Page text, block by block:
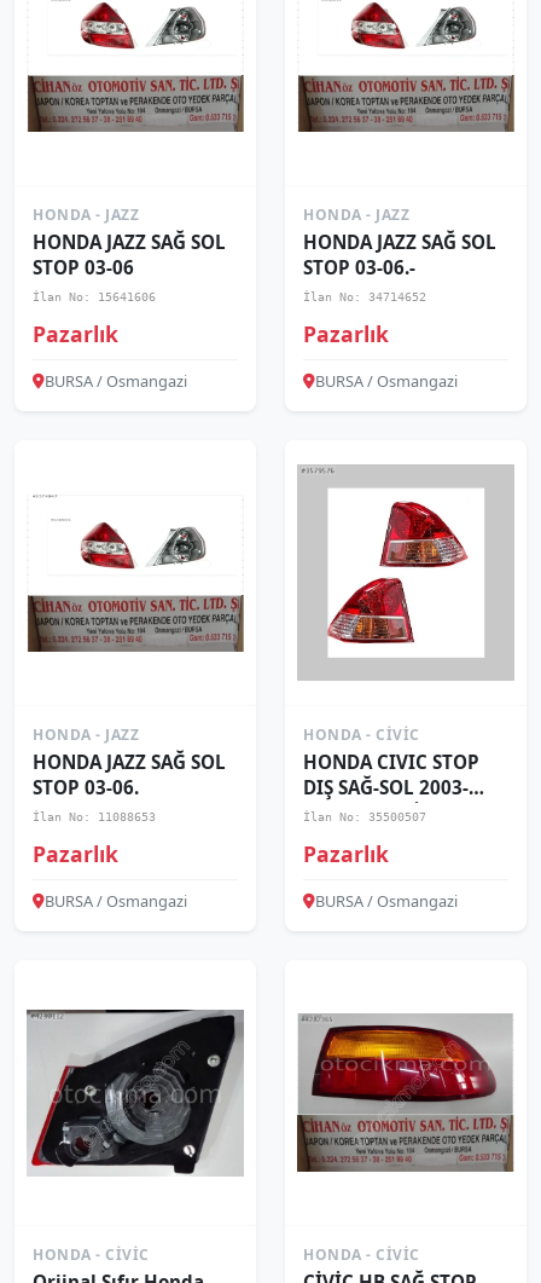
HONDA - JAZZ
HONDA JAZZ SAĞ SOL
STOP 03-06
İlan No: 15641606
Pazarlık
BURSA / Osmangazi
HONDA - JAZZ
HONDA JAZZ SAĞ SOL
STOP 03-06.-
İlan No: 34714652
Pazarlık
BURSA / Osmangazi
HONDA - JAZZ
HONDA JAZZ SAĞ SOL
STOP 03-06.
İlan No: 11088653
Pazarlık
BURSA / Osmangazi
HONDA - CIVIC
HONDA CIVIC STOP
DIŞ SAĞ-SOL 2003-
2005 ADET FİYATI
İlan No: 35500507
Pazarlık
BURSA / Osmangazi
HONDA - CIVIC HONDA - CIVIC